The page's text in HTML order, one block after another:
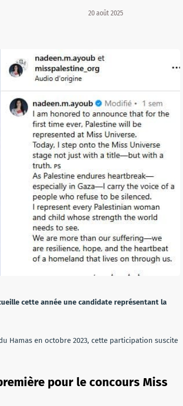
20 août 2025
cette année une candidate représentant la
Hamas en octobre 2023, cette participation suscite
pour le concours Miss